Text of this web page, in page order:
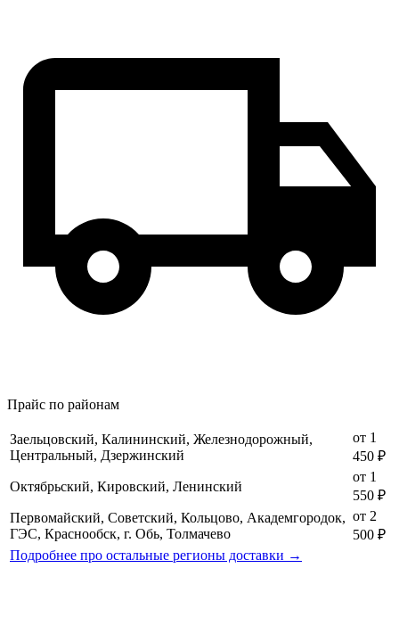
Прайс по районам
Заельцовский, Калининский, Железнодорожный,
Центральный, Дзержинский
от 1
450 ₽
Октябрьский, Кировский, Ленинский
от 1
550 ₽
Первомайский, Советский, Кольцово, Академгородок,
ГЭС, Краснообск, г. Обь, Толмачево
от 2
500 ₽
Подробнее про остальные регионы доставки →